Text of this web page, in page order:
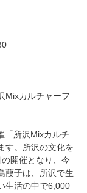
Mixカルチャーフ
「所沢Mixカルチ
す。所沢の文化を
開催となり、今
葭子は、所沢で生
生活の中で6,000